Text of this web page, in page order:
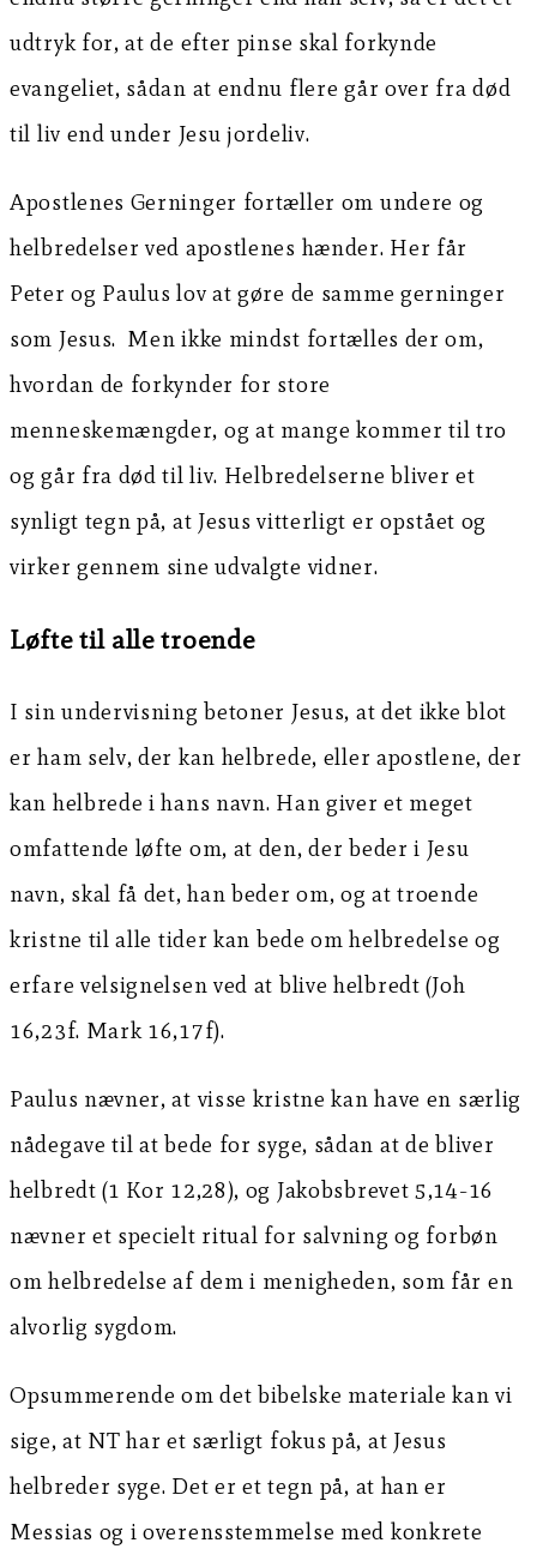
udtryk for, at de efter pinse skal forkynde
evangeliet, sådan at endnu flere går over fra død
til liv end under Jesu jordeliv.
Apostlenes Gerninger fortæller om undere og
helbredelser ved apostlenes hænder. Her får
Peter og Paulus lov at gøre de samme gerninger
som Jesus. Men ikke mindst fortælles der om,
hvordan de forkynder for store
menneskemængder, og at mange kommer til tro
og går fra død til liv. Helbredelserne bliver et
synligt tegn på, at Jesus vitterligt er opstået og
virker gennem sine udvalgte vidner.
Løfte til alle troende
I sin undervisning betoner Jesus, at det ikke blot
er ham selv, der kan helbrede, eller apostlene, der
kan helbrede i hans navn. Han giver et meget
omfattende løfte om, at den, der beder i Jesu
navn, skal få det, han beder om, og at troende
kristne til alle tider kan bede om helbredelse og
erfare velsignelsen ved at blive helbredt (Joh
16,23f. Mark 16,17f).
Paulus nævner, at visse kristne kan have en særlig
nådegave til at bede for syge, sådan at de bliver
helbredt (1 Kor 12,28), og Jakobsbrevet 5,14-16
nævner et specielt ritual for salvning og forbøn
om helbredelse af dem i menigheden, som får en
alvorlig sygdom.
Opsummerende om det bibelske materiale kan vi
sige, at NT har et særligt fokus på, at Jesus
helbreder syge. Det er et tegn på, at han er
Messias og i overensstemmelse med konkrete